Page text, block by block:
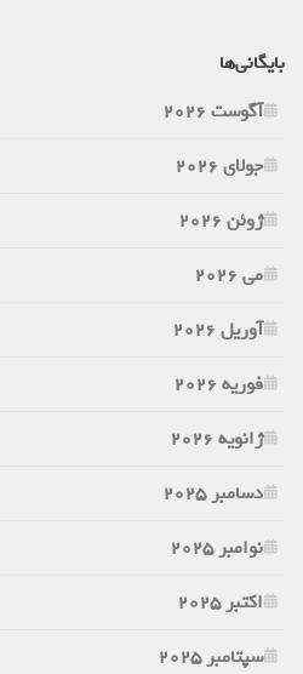
بایگانی‌ها
آگوست 2026
جولای 2026
ژوئن 2026
می 2026
آوریل 2026
فوریه 2026
ژانویه 2026
دسامبر 2025
نوامبر 2025
اکتبر 2025
سپتامبر 2025